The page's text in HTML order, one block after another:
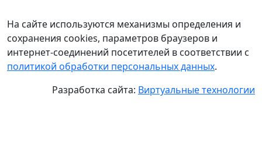
На сайте используются механизмы определения и
сохранения cookies, параметров браузеров и
интернет-соединений посетителей в соответствии с
политикой обработки персональных данных.
Разработка сайта: Виртуальные технологии